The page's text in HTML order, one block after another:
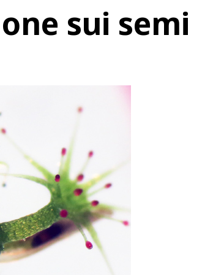
sui semi